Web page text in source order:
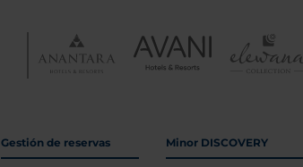
Gestión de reservas Minor DISCOVERY